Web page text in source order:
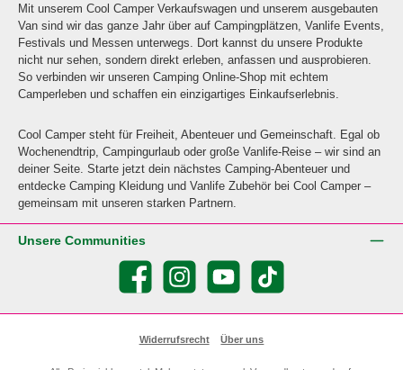
Mit unserem Cool Camper Verkaufswagen und unserem ausgebauten
Van sind wir das ganze Jahr über auf Campingplätzen, Vanlife Events,
Festivals und Messen unterwegs. Dort kannst du unsere Produkte
nicht nur sehen, sondern direkt erleben, anfassen und ausprobieren.
So verbinden wir unseren Camping Online-Shop mit echtem
Camperleben und schaffen ein einzigartiges Einkaufserlebnis.
Cool Camper steht für Freiheit, Abenteuer und Gemeinschaft. Egal ob
Wochenendtrip, Campingurlaub oder große Vanlife-Reise – wir sind an
deiner Seite. Starte jetzt dein nächstes Camping-Abenteuer und
entdecke Camping Kleidung und Vanlife Zubehör bei Cool Camper –
gemeinsam mit unseren starken Partnern.
Unsere Communities
Facebook Instagram YouTube TikTok
Widerrufsrecht Über uns